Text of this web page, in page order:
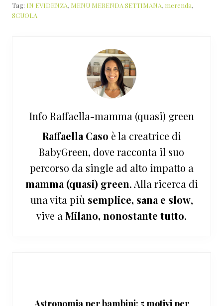
Tag: IN EVIDENZA, MENU MERENDA SETTIMANA, merenda,
SCUOLA
Info Raffaella-mamma (quasi) green
Raffaella Caso è la creatrice di
BabyGreen, dove racconta il suo
percorso da single ad alto impatto a
mamma (quasi) green. Alla ricerca di
una vita più semplice, sana e slow,
vive a Milano, nonostante tutto.
Astronomia per bambini: 5 motivi per